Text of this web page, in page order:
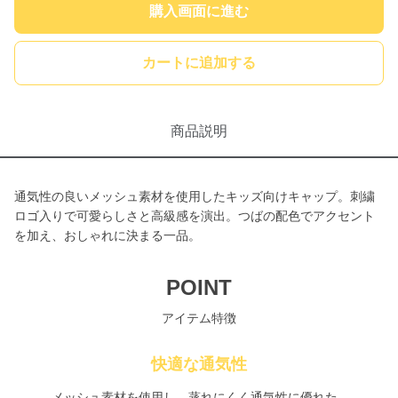
購入画面に進む
カートに追加する
商品説明
通気性の良いメッシュ素材を使用したキッズ向けキャップ。刺繍
ロゴ入りで可愛らしさと高級感を演出。つばの配色でアクセント
を加え、おしゃれに決まる一品。
POINT
アイテム特徴
快適な通気性